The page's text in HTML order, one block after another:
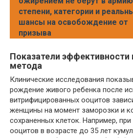
степени, категории и
шансы на освобождение от
призыва
Показатели эффективности
метода
Клинические исследования
рождение живого ребенка после
витрифицированных ооцитов
женщины на момент заморозки и
сохраненных клеток. Например,
ооцитов в возрасте до 35 лет